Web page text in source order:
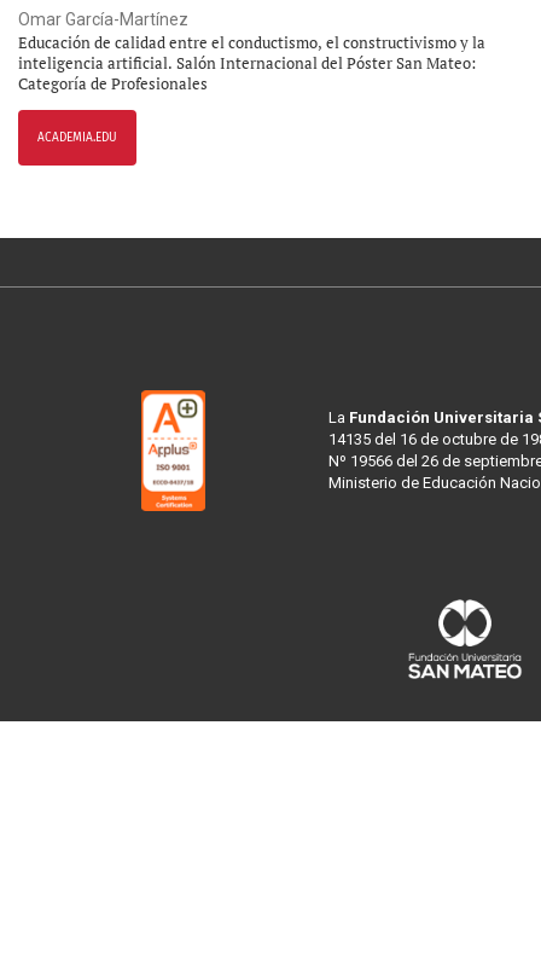
Omar García-Martínez
Educación de calidad entre el conductismo, el constructivismo y la
inteligencia artificial. Salón Internacional del Póster San Mateo:
Categoría de Profesionales
ACADEMIA.EDU
La Fundación Universitaria
14135 del 16 de octubre de
Nº 19566 del 26 de
Ministerio de Educación